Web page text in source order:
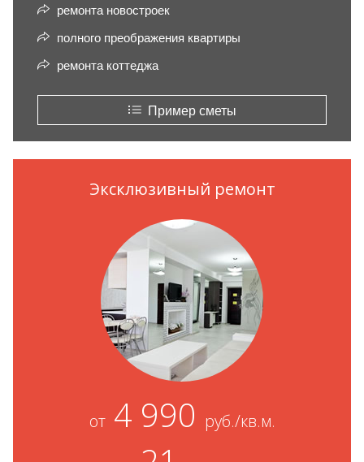
ремонта новостроек
полного преображения квартиры
ремонта коттеджа
Пример сметы
Эксклюзивный ремонт
от4 990 руб./кв.м.